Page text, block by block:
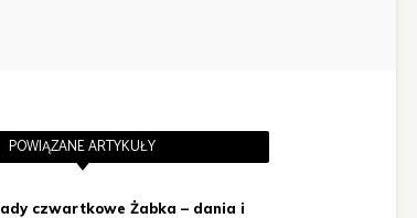
POWIĄZANE ARTYKUŁY
czwartkowe Żabka – dania i